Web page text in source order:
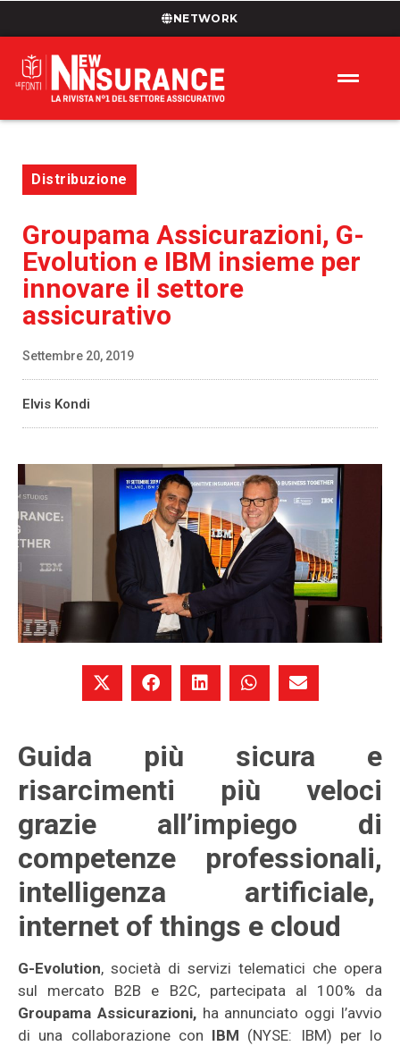
NETWORK
Distribuzione
Groupama Assicurazioni, G-
Evolution e IBM insieme per
innovare il settore
assicurativo
Settembre 20, 2019
Elvis Kondi
Guida più sicura e
risarcimenti più veloci
grazie all’impiego di
competenze professionali,
intelligenza artificiale,
internet of things e cloud
G-Evolution, società di servizi telematici che opera
sul mercato B2B e B2C, partecipata al 100% da
Groupama Assicurazioni,ha annunciato oggi l’avvio
di una collaborazione con IBM (NYSE: IBM) per lo